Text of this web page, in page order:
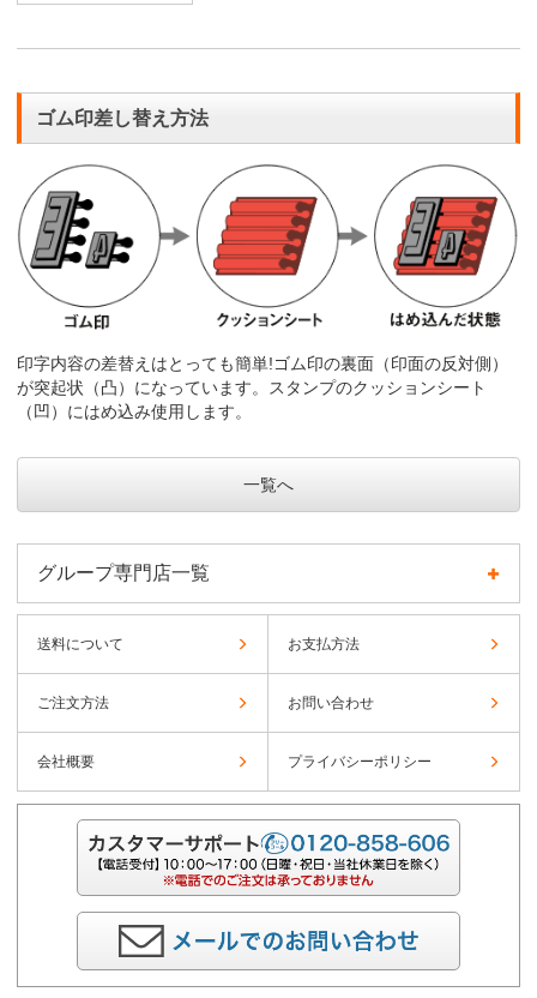
ゴム印差し替え方法
印字内容の差替えはとっても簡単!ゴム印の裏面（印面の反対側）
が突起状（凸）になっています。スタンプのクッションシート
（凹）にはめ込み使用します。
一覧へ
グループ専門店一覧
送料について お支払方法
ご注文方法 お問い合わせ
会社概要 プライバシーポリシー